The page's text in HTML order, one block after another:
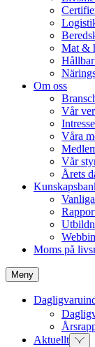
Mat &
Om oss
Vår
Våra
Vår
Årets
Moms på
Meny
Aktuellt